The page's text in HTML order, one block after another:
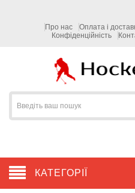
Про нас
Оплата і
Конфіденційність
КАТЕГОРІЇ